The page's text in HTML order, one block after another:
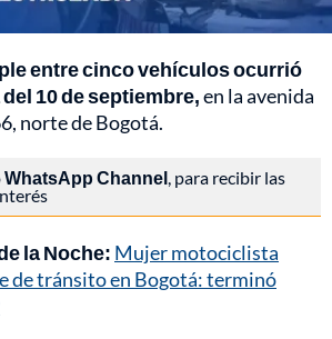
entre cinco vehículos ocurrió
10 de septiembre,en la avenida
norte de Bogotá.
WhatsApp Channel , para recibir las
la Noche: Mujer motociclista
de tránsito en Bogotá: terminó